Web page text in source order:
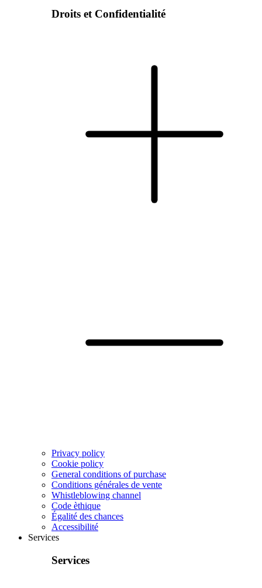
Droits et Confidentialité
Privacy policy
Cookie policy
General conditions of purchase
Conditions générales de vente
Whistleblowing channel
Code èthique
Égalité des chances
Accessibilité
Services
Services